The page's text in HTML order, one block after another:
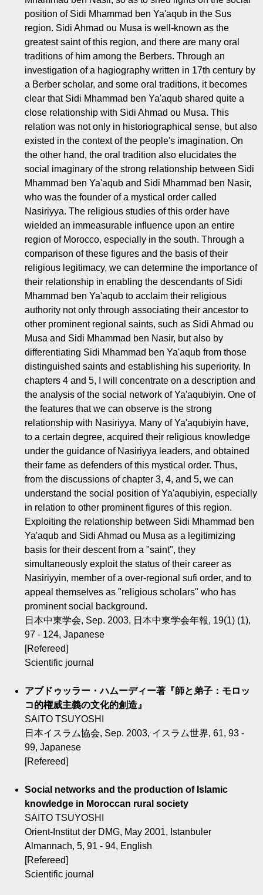
position of Sidi Mhammad ben Ya'aqub in the Sus
region. Sidi Ahmad ou Musa is well-known as the
greatest saint of this region, and there are many oral
traditions of him among the Berbers. Through an
investigation of a hagiography written in 17th century by
a Berber scholar, and some oral traditions, it becomes
clear that Sidi Mhammad ben Ya'aqub shared quite a
close relationship with Sidi Ahmad ou Musa. This
relation was not only in historiographical sense, but also
existed in the context of the people's imagination. On
the other hand, the oral tradition also elucidates the
social imaginary of the strong relationship between Sidi
Mhammad ben Ya'aqub and Sidi Mhammad ben Nasir,
who was the founder of a mystical order called
Nasiriyya. The religious studies of this order have
wielded an immeasurable influence upon an entire
region of Morocco, especially in the south. Through a
comparison of these figures and the basis of their
religious legitimacy, we can determine the importance of
their relationship in enabling the descendants of Sidi
Mhammad ben Ya'aqub to acclaim their religious
authority not only through associating their ancestor to
other prominent regional saints, such as Sidi Ahmad ou
Musa and Sidi Mhammad ben Nasir, but also by
differentiating Sidi Mhammad ben Ya'aqub from those
distinguished saints and establishing his superiority. In
chapters 4 and 5, I will concentrate on a description and
the analysis of the social network of Ya'aqubiyin. One of
the features that we can observe is the strong
relationship with Nasiriyya. Many of Ya'aqubiyin have,
to a certain degree, acquired their religious knowledge
under the guidance of Nasiriyya leaders, and obtained
their fame as defenders of this mystical order. Thus,
from the discussions of chapter 3, 4, and 5, we can
understand the social position of Ya'aqubiyin, especially
in relation to other prominent figures of this region.
Exploiting the relationship between Sidi Mhammad ben
Ya'aqub and Sidi Ahmad ou Musa as a legitimizing
basis for their descent from a "saint", they
simultaneously exploit the status of their career as
Nasiriyyin, member of a over-regional sufi order, and to
appeal themselves as "religious scholars" who has
prominent social background.
日本中東学会, Sep. 2003, 日本中東学会年報, 19(1) (1),
97 - 124, Japanese
[Refereed]
Scientific journal
アブドゥッラー・ハムーディー著『師と弟子：モロッ
コ的権威主義の文化的創造』
SAITO TSUYOSHI
日本イスラム協会, Sep. 2003, イスラム世界, 61, 93 -
99, Japanese
[Refereed]
Social networks and the production of Islamic
knowledge in Moroccan rural society
SAITO TSUYOSHI
Orient-Institut der DMG, May 2001, Istanbuler
Almannach, 5, 91 - 94, English
[Refereed]
Scientific journal